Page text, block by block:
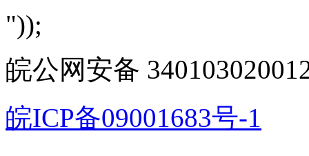
"));
皖公网安备
皖ICP备09001683号-1